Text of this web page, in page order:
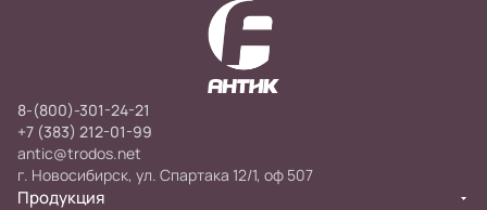
8-(800)-301-24-21
+7 (383) 212-01-99
antic@trodos.net
г. Новосибирск, ул. Спартака 12/1, оф 507
Продукция